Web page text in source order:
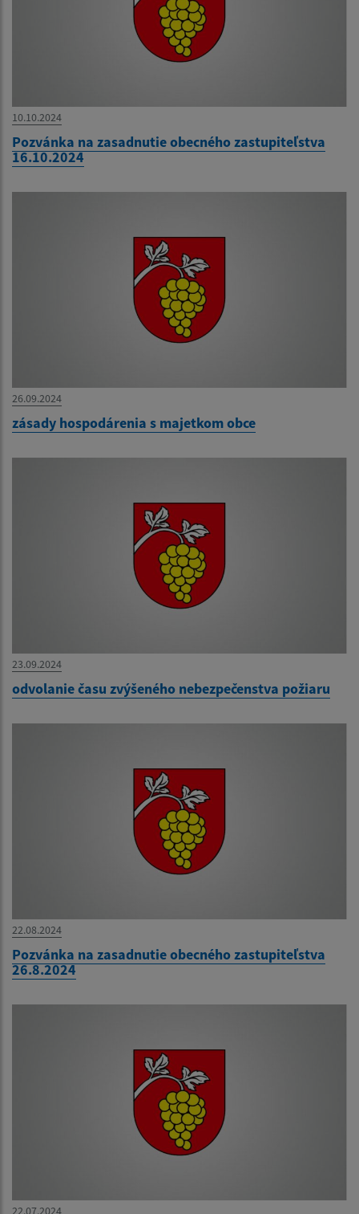
10.10.2024
Pozvánka na zasadnutie obecného zastupiteľstva
16.10.2024
26.09.2024
zásady hospodárenia s majetkom obce
23.09.2024
odvolanie času zvýšeného nebezpečenstva požiaru
22.08.2024
Pozvánka na zasadnutie obecného zastupiteľstva
26.8.2024
22.07.2024